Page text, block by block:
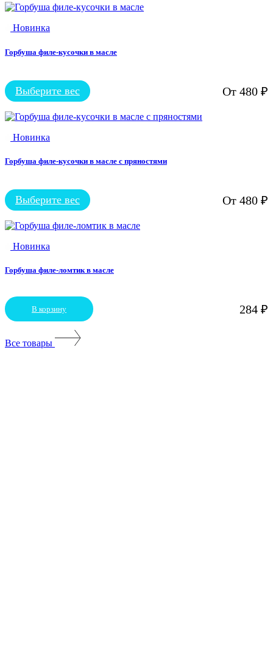
Новинка
Горбуша филе-кусочки в масле
От 480 ₽
Выберите вес
Этот
имеет
вариаций.
можно
странице
товара.
Новинка
Горбуша филе-кусочки в масле с пряностями
От 480 ₽
Выберите вес
Этот
имеет
вариаций.
можно
странице
товара.
Новинка
Горбуша филе-ломтик в масле
284 ₽
В корзину
Все товары